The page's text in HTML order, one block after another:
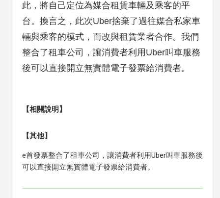
此，將自己定位為媒合租賃車輛及乘客的平
台。換言之，此次Uber捨棄了過往媒合私家車
輛與乘客的模式，而改與租賃業者合作。我們
整合了租車公司，讓消費者利用 Uber叫車服務
後可以直接開立無實體電子發票給消費者。
【相關說明】
【其他】
e首發票整合了租車公司，讓消費者利用Uber叫車服務後
可以直接開立無實體電子發票給消費者。